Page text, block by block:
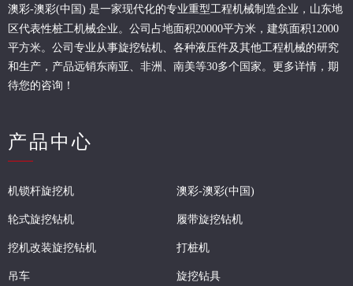
澳彩-澳彩(中国) 是一家现代化的专业重型工程机械制造企业，山东地
区代表性桩工机械企业。 公司占地面积20000平方米，建筑面积12000
平方米。公司专业从事旋挖钻机、各种液压件及其他工程机械的研究
和生产，产品远销东南亚、非洲、南美等30多个国家。更多详情，期
待您的咨询！
产品中心
机锁杆旋挖机 澳彩-澳彩(中国)
轮式旋挖钻机 履带旋挖钻机
挖机改装旋挖钻机 打桩机
吊车 旋挖钻具